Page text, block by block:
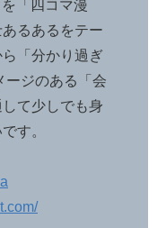
「四コマ漫
るあるをテー
「分かり過ぎ
ジのある「会
て少しでも身
す。